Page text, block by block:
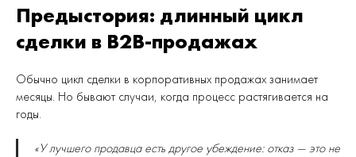
Предыстория: длинный цикл
сделки в B2B-продажах
Обычно цикл сделки в корпоративных продажах занимает
месяцы. Но бывают случаи, когда процесс растягивается на
годы.
«У лучшего продавца есть другое убеждение: отказ — это не